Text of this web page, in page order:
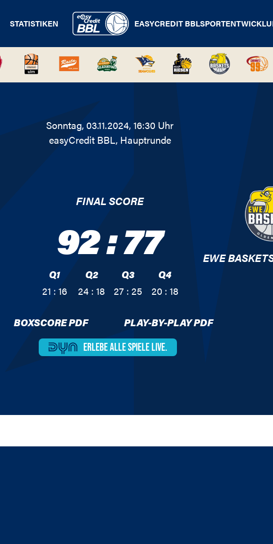
STATISTIKEN EASYCREDIT BBL
Sonntag, 03.11.2024, 16:30 Uhr
easyCredit BBL, Hauptrunde
FINAL SCORE
92:77
Q1
21 : 16
Q2
24 : 18
Q3
27 : 25
Q4
20 : 18
EWE
BOXSCORE PDF PLAY-BY-PLAY PDF
ERLEBE ALLESPIELE LIVE.